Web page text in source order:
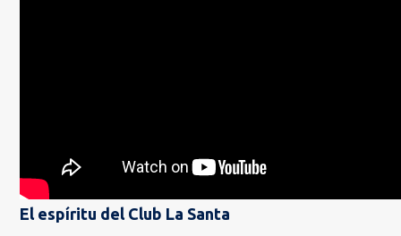
El espíritu del Club La Santa